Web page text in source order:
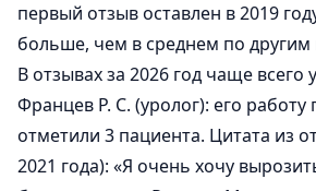
первый отзыв оставлен в 2019
больше, чем в среднем по другим
В отзывах за 2026 год чаще всего
Францев Р. С. (уролог): его
отметили 3 пациента. Цитата из
2021 года): «Я очень хочу